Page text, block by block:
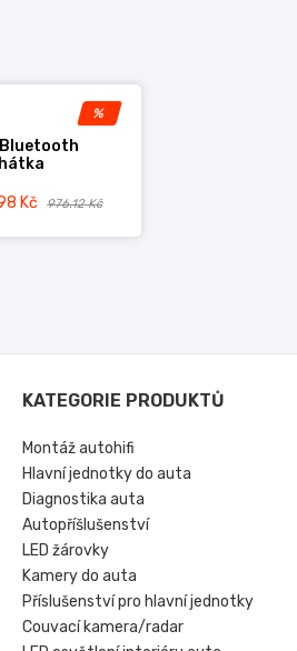
%
Kč 976.12 Kč
KATEGORIE PRODUKTŮ
Montáž autohifi
Hlavní jednotky do auta
Diagnostika auta
Autopříšlušenství
LED žárovky
Kamery do auta
Příslušenství pro hlavní jednotky
Couvací kamera/radar